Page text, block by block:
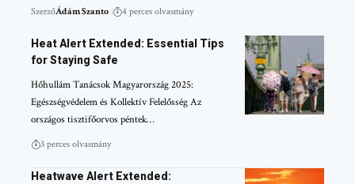
SzerzőÁdám Szanto 4 perces olvasmány
Heat Alert Extended: Essential Tips
for Staying Safe
Hőhullám Tanácsok Magyarország 2025:
Egészségvédelem és Kollektív Felelősség Az
országos tisztifőorvos péntek…
3 perces olvasmány
Heatwave Alert Extended: